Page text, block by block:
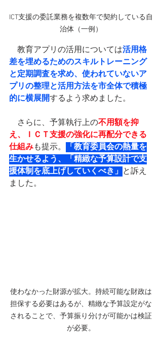
ICT支援の委託業務を複数年で契約している自
治体（一例）
教育アプリの活用については活用格
差を埋めるためのスキルトレーニング
と定期調査を求め、使われていないア
プリの整理と活用方法を市全体で積極
的に横展開するよう求めました。
さらに、予算執行上の不用額を抑
え、ＩＣＴ支援の強化に再配分できる
仕組みも提示。
「教育委員会の熱量を
生かせるよう、「精緻な予算設計で支
援体制を底上げしていくべき」 と訴え
ました。
使わなかった財源が拡大。持続可能な財政は
担保する必要はあるが、精緻な予算設定がな
されることで、予算振り分けが可能かは検証
が必要。